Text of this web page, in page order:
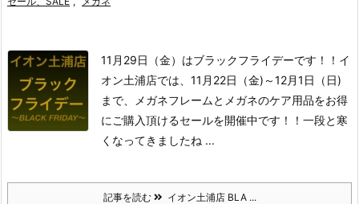
11月29日（金）はブラックフライデーです！！ イ
オン土浦店では、11月22日（金)～12月1日（日)
まで、メガネフレームとメガネのケア用品をお得
にご購入頂けるセールを開催中です！！ 一段と寒
くなってきましたね ...
記事を読む イオン土浦店 BLA ...